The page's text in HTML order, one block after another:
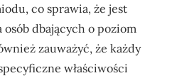
co sprawia, że jest
dbających o poziom
zauważyć, że każdy
właściwości